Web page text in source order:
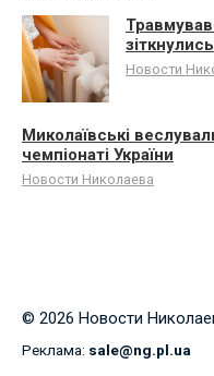
Новости
Миколаївські
чемпіонаті України
Новости Николаева
© 2026 Новости
Реклама: sale@ng.pl.ua